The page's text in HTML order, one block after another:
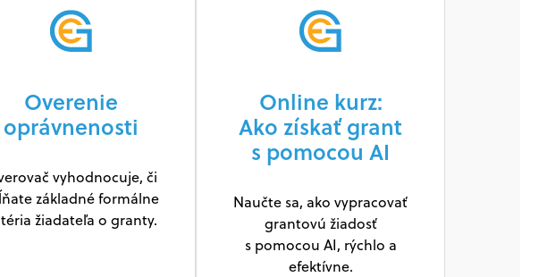
Overenie
oprávnenosti
vyhodnocuje, či
základné formálne
žiadateľa o granty.
Online kurz:
Ako získať grant
s pomocou AI
Naučte sa, ako vypracovať
grantovú žiadosť
s pomocou AI, rýchlo a
efektívne.